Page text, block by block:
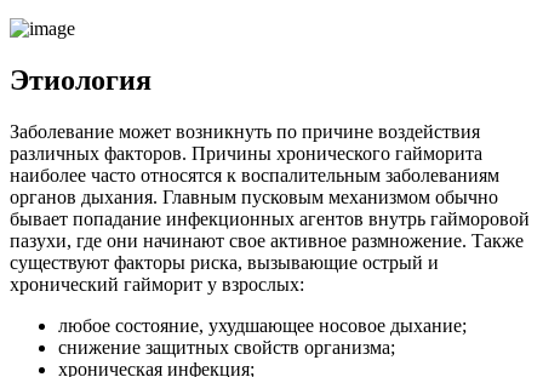
Этиология
Заболевание может возникнуть по причине воздействия
различных факторов. Причины хронического гайморита
наиболее часто относятся к воспалительным заболеваниям
органов дыхания. Главным пусковым механизмом обычно
бывает попадание инфекционных агентов внутрь гайморовой
пазухи, где они начинают свое активное размножение. Также
существуют факторы риска, вызывающие острый и
хронический гайморит у взрослых:
любое состояние, ухудшающее носовое дыхание;
снижение защитных свойств организма;
хроническая инфекция;